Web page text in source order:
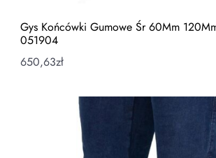
Gys Końcówki Gumowe Śr 60Mm
051904
650,63zł